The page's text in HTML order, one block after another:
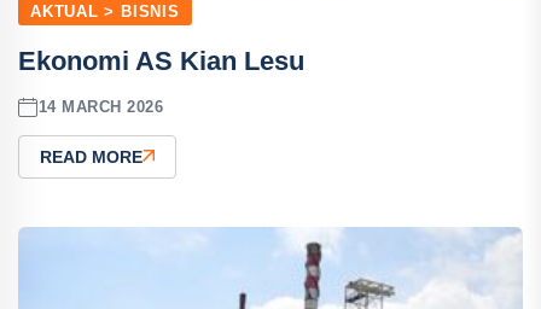
AKTUAL > BISNIS
Ekonomi AS Kian Lesu
14 MARCH 2026
READ MORE